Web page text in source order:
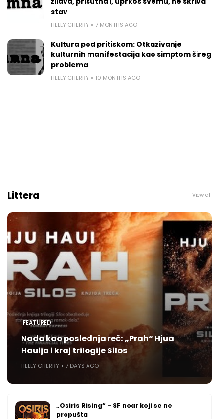
stav
HELLY CHERRY 7 MONTHS AGO
Kultura pod pritiskom: Otkazivanje
kulturnih manifestacija kao simptom šireg
problema
HELLY CHERRY 10 MONTHS AGO
Littera View all
FEATURED
Nada kao poslednja reč: „Prah“ Hjua
Hauija i kraj trilogije Silos
HELLY CHERRY 7 DAYS AGO
„Osiris Rising“ – SF noar koji se ne
propušta